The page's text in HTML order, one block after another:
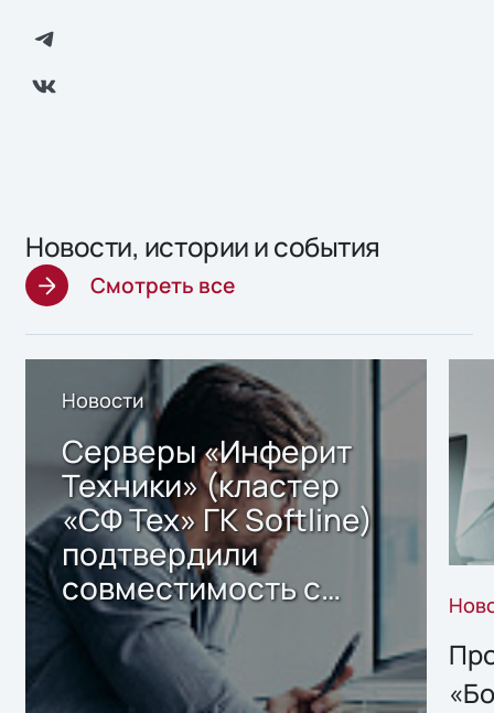
Новости, истории и события
Смотреть все
Новости
Серверы «Инферит
Техники» (кластер
«СФ Тех» ГК Softline)
подтвердили
совместимость с
решением Sharx
Storage 2.x для
хранения данных